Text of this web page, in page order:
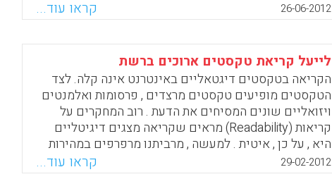
PicMonkey’s Collage tool והיא מסוגלת להניע תלמידים
להמחיש את חווית הקריאה שלהם באמצעים ויזואליים .
WhatsApp
Facebook
Email
X
26-06-2012 קראו עוד...
לייעל קריאת טקסטים ארוכים ברשת
הקריאה בטקסטים דיגטאליים באינטרנט אינה קלה. לצד
הטקסטים מופיעים טקסטים מרצדים , פרסומות ואלמנטים
ויזואליים שונים המסיחים את הדעת . רוב המחקרים על
קריאות (Readability) מראים שקריאה מצגים דיגיטליים
היא , על כן , איטית . למעשה , מרביתנו מרפרפים במהירות
ולא קוראים בצורה מאורגנת. בסקירה מוצע פתרון טכנולוגי
להקלת הקריאה באינטרנט.
29-02-2012 קראו עוד...